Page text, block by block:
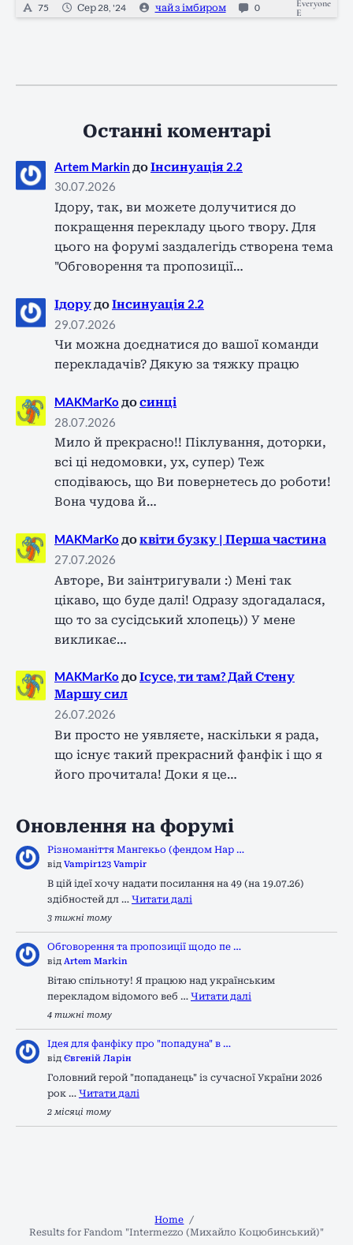
75 Сер 28, '24 чай з імбиром 0
Everyone
E
Останні коментарі
Artem Markin доІнсинуація 2.2
30.07.2026
Ідору, так, ви можете долучитися до
покращення перекладу цього твору. Для
цього на форумі заздалегідь створена тема
"Обговорення та пропозиції…
Ідору доІнсинуація 2.2
29.07.2026
Чи можна доєднатися до вашої команди
перекладачів? Дякую за тяжку працю
MAKMarKo досинці
28.07.2026
Мило й прекрасно!! Піклування, доторки,
всі ці недомовки, ух, супер) Теж
сподіваюсь, що Ви повернетесь до роботи!
Вона чудова й…
MAKMarKo доквіти бузку | Перша частина
27.07.2026
Авторе, Ви заінтригували :) Мені так
цікаво, що буде далі! Одразу здогадалася,
що то за сусідський хлопець)) У мене
викликає…
MAKMarKo доІсусе, ти там? Дай Стену
Маршу сил
26.07.2026
Ви просто не уявляєте, наскільки я рада,
що існує такий прекрасний фанфік і що я
його прочитала! Доки я це…
Оновлення на форумі
Різноманіття Мангекьо (фендом Нар …
від Vampir123 Vampir
В цій ідеї хочу надати посилання на 49 (на 19.07.26)
здібностей дл … Читати далі
3 тижні тому
Обговорення та пропозиції щодо пе …
від Artem Markin
Вітаю спільноту! Я працюю над українським
перекладом відомого веб … Читати далі
4 тижні тому
Ідея для фанфіку про "попадуна" в …
від Євгеній Ларін
Головний герой "попаданець" із сучасної України 2026
рок … Читати далі
2 місяці тому
Home
Results for Fandom "Intermezzo (Михайло Коцюбинський)"